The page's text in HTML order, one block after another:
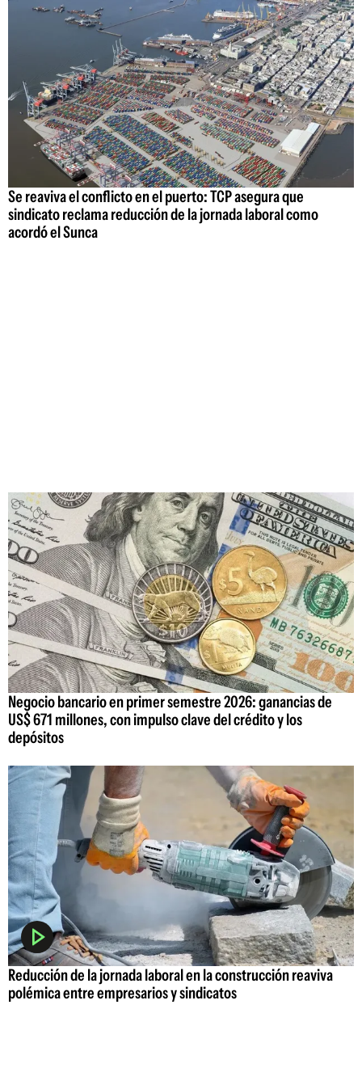
Se reaviva el conflicto en el puerto: TCP asegura que
sindicato reclama reducción de la jornada laboral como
acordó el Sunca
Negocio bancario en primer semestre 2026: ganancias de
US$ 671 millones, con impulso clave del crédito y los
depósitos
Reducción de la jornada laboral en la construcción reaviva
polémica entre empresarios y sindicatos